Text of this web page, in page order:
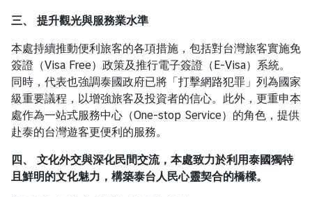
B
u
s
n
e
s
s
ต
三、 提升觀光與服務業水準
本處持續推動便利旅客的各項措施，包括對台灣旅客實施免
簽證（Visa Free）政策及推行電子簽證（E-Visa）系統。
同時，代表也強調泰國政府已將「打擊網路犯罪」列為國家
級重要議程，以增強旅客及投資者的信心。此外，更重申本
處作為一站式服務中心（One-stop Service）的角色，提供
赴泰的台灣遊客更便利的服務。
四、 文化外交與深化民間交流，本處致力於利用泰國獨特
且鮮明的文化魅力，構築泰台人民心靈契合的橋樑。